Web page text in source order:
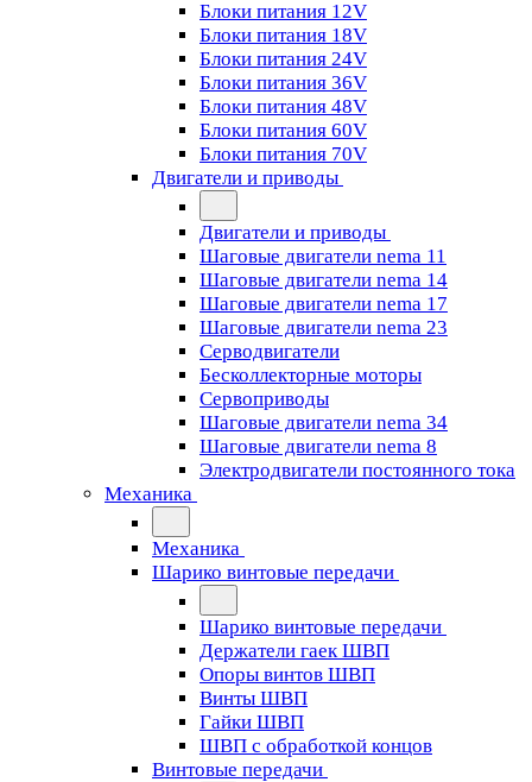
Блоки питания 12V
Блоки питания 18V
Блоки питания 24V
Блоки питания 36V
Блоки питания 48V
Блоки питания 60V
Блоки питания 70V
Двигатели и приводы
Двигатели и приводы
Шаговые двигатели nema 11
Шаговые двигатели nema 14
Шаговые двигатели nema 17
Шаговые двигатели nema 23
Cерводвигатели
Бесколлекторные моторы
Сервоприводы
Шаговые двигатели nema 34
Шаговые двигатели nema 8
Электродвигатели постоянного тока
Механика
Механика
Шарико винтовые передачи
Шарико винтовые передачи
Держатели гаек ШВП
Опоры винтов ШВП
Винты ШВП
Гайки ШВП
ШВП с обработкой концов
Винтовые передачи